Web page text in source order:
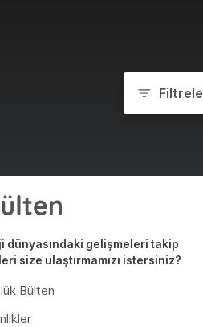
Filtrele
dünyasındaki gelişmeleri takip
size ulaştırmamızı istersiniz?
Bülten